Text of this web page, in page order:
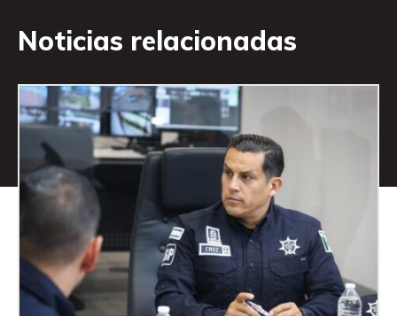
Noticias relacionadas